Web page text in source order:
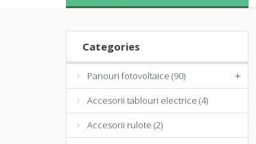
Categories
Panouri fotovoltaice (90) +
Accesorii tablouri electrice (4)
Accesorii rulote (2)